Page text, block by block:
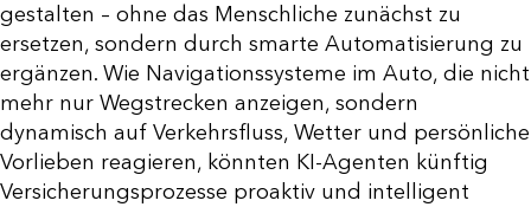
gestalten – ohne das Menschliche zunächst zu
ersetzen, sondern durch smarte Automatisierung zu
ergänzen. Wie Navigationssysteme im Auto, die nicht
mehr nur Wegstrecken anzeigen, sondern
dynamisch auf Verkehrsfluss, Wetter und persönliche
Vorlieben reagieren, könnten KI-Agenten künftig
Versicherungsprozesse proaktiv und intelligent